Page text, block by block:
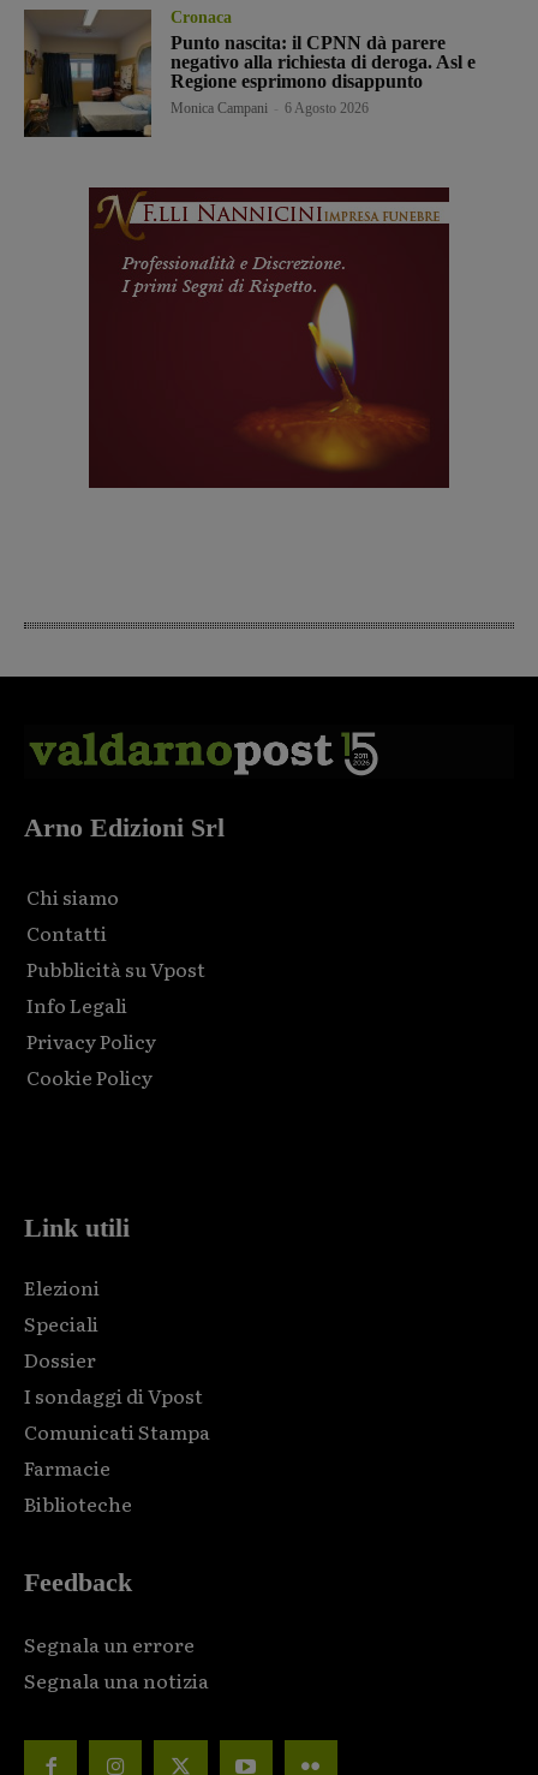
Cronaca
Punto nascita: il CPNN dà parere
negativo alla richiesta di deroga. Asl e
Regione esprimono disappunto
Monica Campani 6 Agosto 2026
Arno Edizioni Srl
Chi siamo
Contatti
Pubblicità su Vpost
Info Legali
Privacy Policy
Cookie Policy
Link utili
Elezioni
Speciali
Dossier
I sondaggi di Vpost
Comunicati Stampa
Farmacie
Biblioteche
Feedback
Segnala un errore
Segnala una notizia